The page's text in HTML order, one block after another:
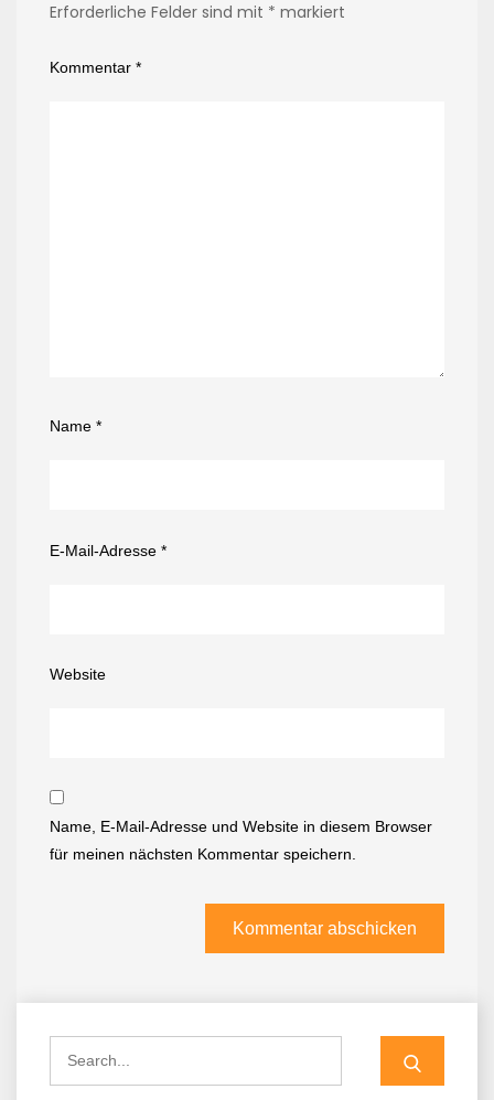
Erforderliche Felder sind mit * markiert
Kommentar *
Name *
E-Mail-Adresse *
Website
Name, E-Mail-Adresse und Website in diesem Browser
für meinen nächsten Kommentar speichern.